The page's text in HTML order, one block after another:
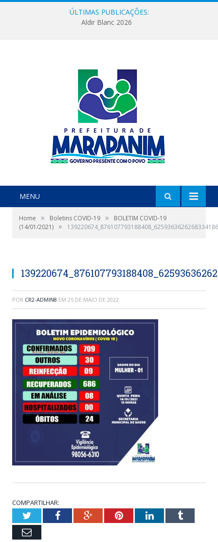
ÚLTIMAS PUBLICAÇÕES:
Aldir Blanc 2026
MENU
Home » Boletins COVID-19 »
BOLETIM COVID-19
(14/01/2021) »
POR CR2-ADMIN8 EM 25 DE MAIO DE 2022
COMPARTILHAR:
TwitterFacebookGoogle+PinterestLinkedInTumblr
Email